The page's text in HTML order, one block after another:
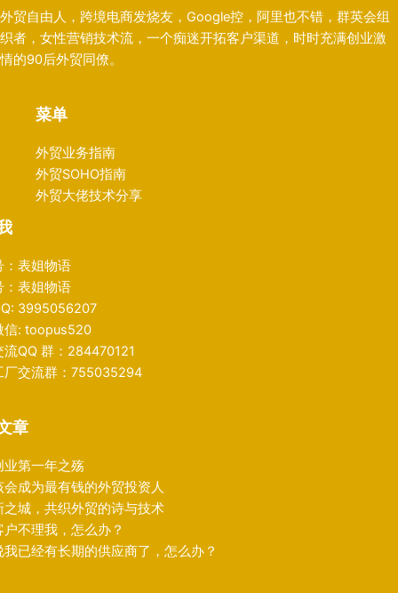
外贸自由人，跨境电商发烧友，Google控，阿里也不错，群英会组
织者，女性营销技术流，一个痴迷开拓客户渠道，时时充满创业激
情的90后外贸同僚。
菜单
外贸业务指南
外贸SOHO指南
外贸大佬技术分享
：表姐物语
：表姐物语
3995056207
信: toopus520
流QQ 群：284470121
厂交流群：755035294
章
业第一年之殇
会成为最有钱的外贸投资人
之城，共织外贸的诗与技术
户不理我，怎么办？
我已经有长期的供应商了，怎么办？